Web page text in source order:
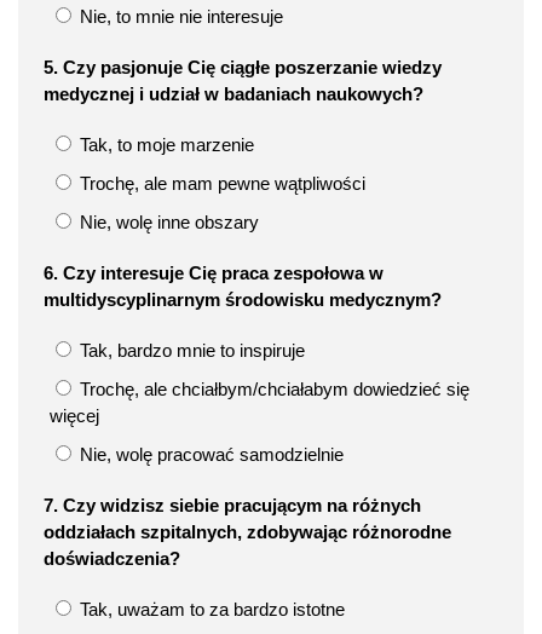
Nie, to mnie nie interesuje
5. Czy pasjonuje Cię ciągłe poszerzanie wiedzy
medycznej i udział w badaniach naukowych?
Tak, to moje marzenie
Trochę, ale mam pewne wątpliwości
Nie, wolę inne obszary
6. Czy interesuje Cię praca zespołowa w
multidyscyplinarnym środowisku medycznym?
Tak, bardzo mnie to inspiruje
Trochę, ale chciałbym/chciałabym dowiedzieć się
więcej
Nie, wolę pracować samodzielnie
7. Czy widzisz siebie pracującym na różnych
oddziałach szpitalnych, zdobywając różnorodne
doświadczenia?
Tak, uważam to za bardzo istotne